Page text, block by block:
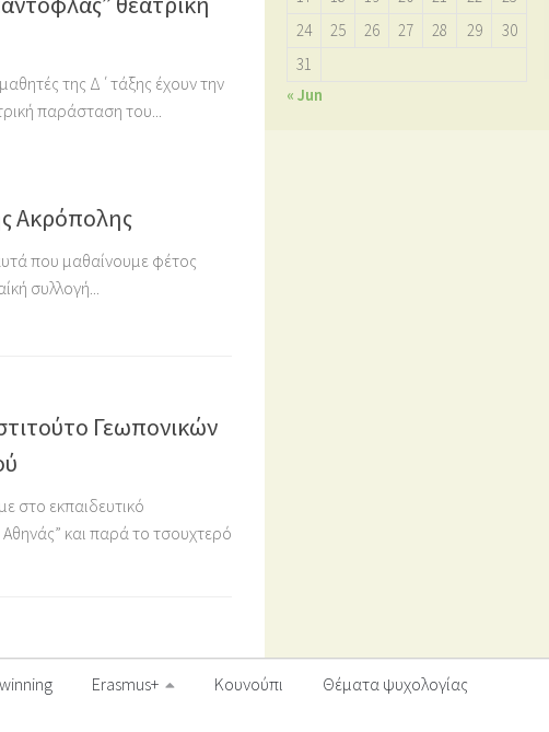
της Δ΄τάξης έχουν την
παράσταση του...
Ακρόπολης
που μαθαίνουμε φέτος
συλλογή...
Γεωπονικών
στο εκπαιδευτικό
και παρά το τσουχτερό
24
25 26 27 28 29
30
31
« Jun
Erasmus+ Κουνούπι Θέματα ψυχολογίας